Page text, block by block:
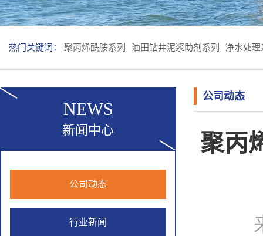
热门关键词： 聚丙烯酰胺系列 油田钻井泥浆助剂系列 净水处理
NEWS
新闻中心
公司动态
行业新闻
公司动态
聚丙